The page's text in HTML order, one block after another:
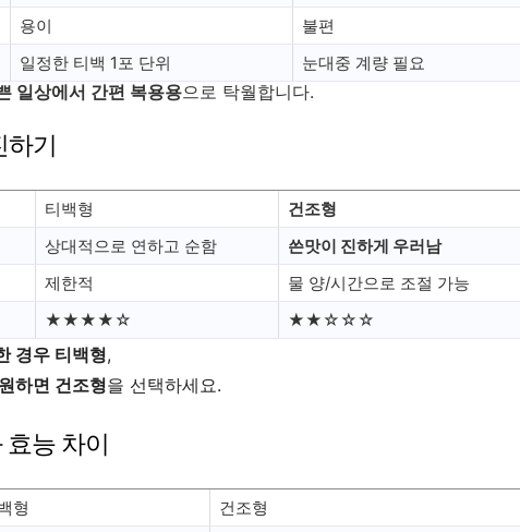
용이
불편
일정한 티백 1포 단위 눈대중 계량 필요
일상에서 간편 복용용으로 탁월합니다.
하기
티백형
건조형
상대적으로 연하고 순함
쓴맛이 진하게 우러남
제한적
물 양/시간으로 조절 가능
★★★★☆ ★★☆☆☆
경우 티백형,
하면 건조형을 선택하세요.
효능 차이
형
건조형